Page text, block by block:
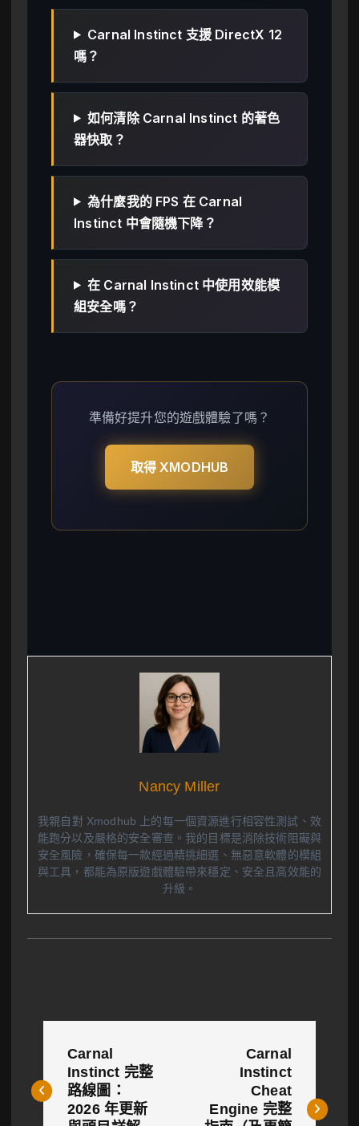
Carnal Instinct 支援 DirectX 12
嗎？
如何清除 Carnal Instinct 的著色
器快取？
為什麼我的 FPS 在 Carnal
Instinct 中會隨機下降？
在 Carnal Instinct 中使用效能模
組安全嗎？
準備好提升您的遊戲體驗了嗎？
取得 XMODHUB
Nancy Miller
我親自對 Xmodhub 上的每一個資源進行相容性測試、效
能跑分以及嚴格的安全審查。我的目標是消除技術阻礙與
安全風險，確保每一款經過精挑細選、無惡意軟體的模組
與工具，都能為原版遊戲體驗帶來穩定、安全且高效能的
升級。
導
Carnal
Instinct 完整
路線圖：
2026 年更新
Carnal
Instinct
Cheat
Engine 完整